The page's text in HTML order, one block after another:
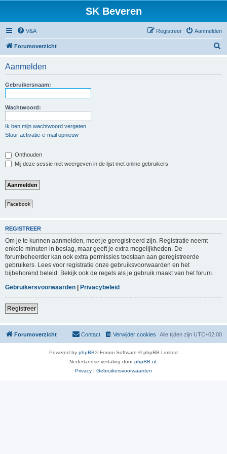
SK Beveren
V&A Aanmelden
Registreer
Forumoverzicht
Aanmelden
Gebruikersnaam:
Wachtwoord:
Ik ben mijn wachtwoord vergeten
Stuur activatie-e-mail opnieuw
Onthouden
Mij deze sessie niet weergeven in de lijst met online gebruikers
Facebook
REGISTREER
Om je te kunnen aanmelden, moet je geregistreerd zijn. Registratie neemt
enkele minuten in beslag, maar geeft je extra mogelijkheden. De
forumbeheerder kan ook extra permissies toestaan aan geregistreerde
gebruikers. Lees voor registratie onze gebruiksvoorwaarden en het
bijbehorend beleid. Bekijk ook de regels als je gebruik maakt van het forum.
Gebruikersvoorwaarden | Privacybeleid
Registreer
Forumoverzicht Alle tijden zijn UTC+02:00
Verwijder cookies
Contact
Powered by phpBB® Forum Software © phpBB Limited
Nederlandse vertaling doorphpBB.nl
Privacy | Gebruikersvoorwaarden